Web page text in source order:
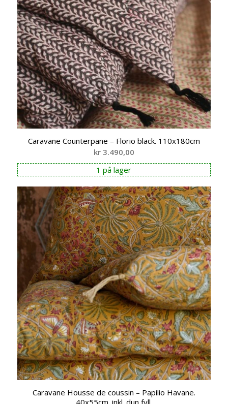
Caravane Counterpane – Florio black. 110x180cm
kr3.490,00
1 på lager
Caravane Housse de coussin – Papilio Havane.